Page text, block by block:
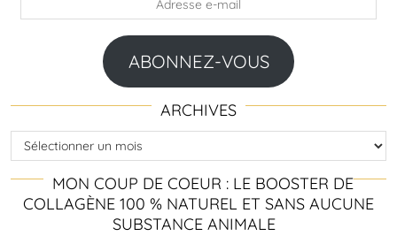
e-
ABONNEZ-VOUS
ARCHIVES
Archives
MON COUP DE COEUR : LE BOOSTER DE
COLLAGÈNE 100 % NATUREL ET SANS AUCUNE
SUBSTANCE ANIMALE